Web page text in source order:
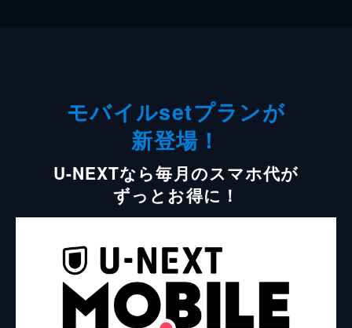
モバイルsetプランが
新登場！
U-NEXTなら毎月のスマホ代が
ずっとお得に！